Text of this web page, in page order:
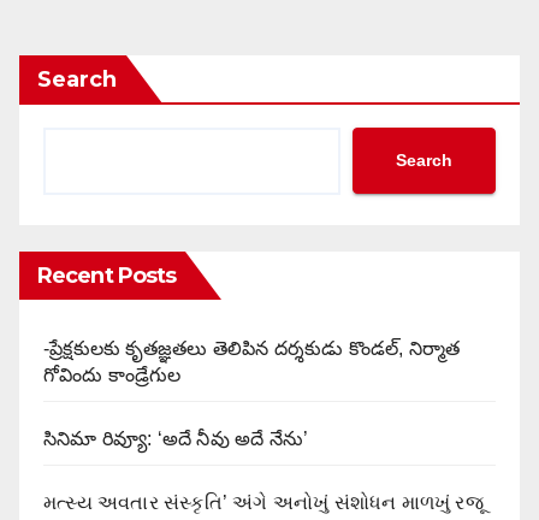
Search
Search
Recent Posts
-ప్రేక్షకులకు కృతజ్ఞతలు తెలిపిన దర్శకుడు కొండల్, నిర్మాత
గోవిందు కాండ్రేగుల
సినిమా రివ్యూ: ‘అదే నీవు అదే నేను’
મત્સ્ય અવતાર સંસ્કૃતિ’ અંગે અનોખું સંશોધન માળખું રજૂ